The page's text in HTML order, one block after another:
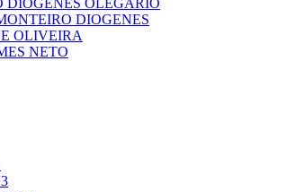
DIOGENES OLEGARIO
DIOGENES
OLIVEIRA
NETO